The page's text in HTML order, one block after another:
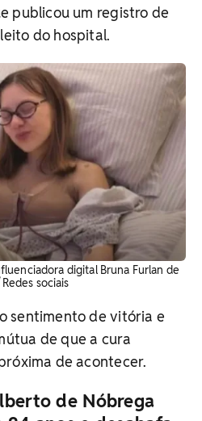
publicou um registro de
do hospital.
digital Bruna Furlan de
sociais
sentimento de vitória e
de que a cura
de acontecer.
de Nóbrega